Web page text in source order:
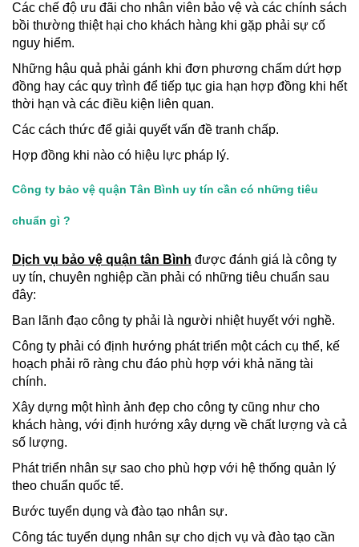
Các chế độ ưu đãi cho nhân viên bảo vệ và các chính sách
bồi thường thiệt hại cho khách hàng khi gặp phải sự cố
nguy hiểm.
Những hậu quả phải gánh khi đơn phương chấm dứt hợp
đồng hay các quy trình để tiếp tục gia hạn hợp đồng khi hết
thời hạn và các điều kiện liên quan.
Các cách thức để giải quyết vấn đề tranh chấp.
Hợp đồng khi nào có hiệu lực pháp lý.
Công ty bảo vệ quận Tân Bình uy tín cần có những tiêu
chuẩn gì ?
Dịch vụ bảo vệ quận tân Bình được đánh giá là công ty
uy tín, chuyên nghiệp cần phải có những tiêu chuẩn sau
đây:
Ban lãnh đạo công ty phải là người nhiệt huyết với nghề.
Công ty phải có định hướng phát triển một cách cụ thể, kế
hoạch phải rõ ràng chu đáo phù hợp với khả năng tài
chính.
Xây dựng một hình ảnh đẹp cho công ty cũng như cho
khách hàng, với định hướng xây dựng về chất lượng và cả
số lượng.
Phát triển nhân sự sao cho phù hợp với hệ thống quản lý
theo chuẩn quốc tế.
Bước tuyển dụng và đào tạo nhân sự.
Công tác tuyển dụng nhân sự cho dịch vụ và đào tạo cần